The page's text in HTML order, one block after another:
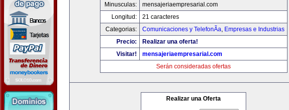
Minusculas:
mensajeriaempresarial.com
Longitud:
21 caracteres
Categorias:
Comunicaciones y TelefonÃ­a, Empresas e Industrias
Precio:
Realizar una oferta!
Visitar!
mensajeriaempresarial.com
Serán consideradas ofertas
Realizar una Oferta